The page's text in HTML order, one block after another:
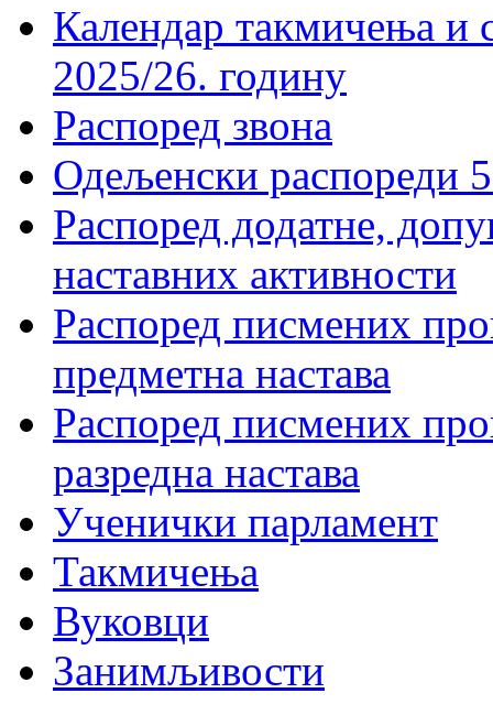
Календар такмичења
2025/26. годину
Распоред звона
Одељенски распореди
Распоред додатне,
наставних активности
Распоред писмених
предметна настава
Распоред писмених
разредна настава
Ученички парламент
Такмичења
Вуковци
Занимљивости